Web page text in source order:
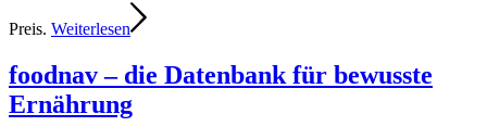
Preis. Weiterlesen
foodnav – die Datenbank für bewusste
Ernährung